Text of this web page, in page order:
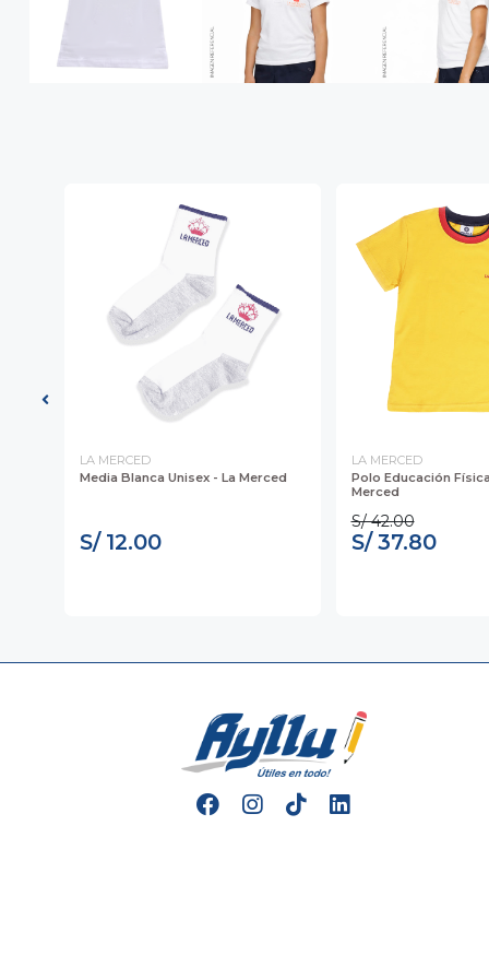
LA MERCED
Media Blanca Unisex - La Merced
S/ 12.00
LA MERCED
Polo Educación
Merced
S/ 42.00
S/ 37.80